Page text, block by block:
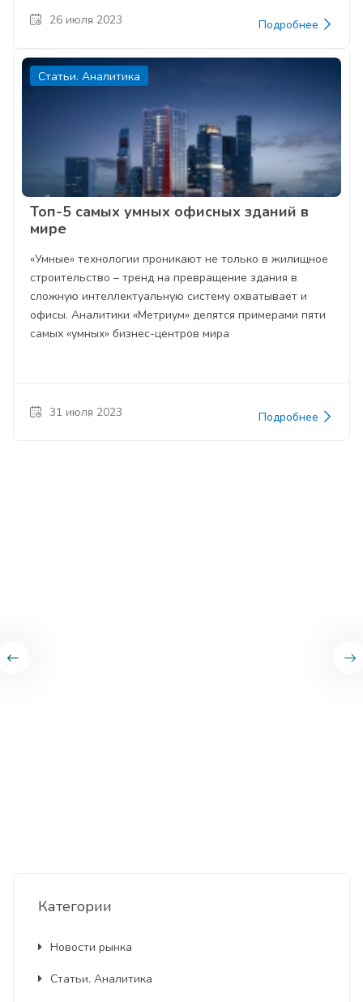
26 июля 2023 Подробнее
Статьи. Аналитика
Топ-5 самых умных офисных зданий в
мире
«Умные» технологии проникают не только в жилищное
строительство – тренд на превращение здания в
сложную интеллектуальную систему охватывает и
офисы. Аналитики «Метриум» делятся примерами пяти
самых «умных» бизнес-центров мира
31 июля 2023 Подробнее
Категории
Новости рынка
Статьи. Аналитика